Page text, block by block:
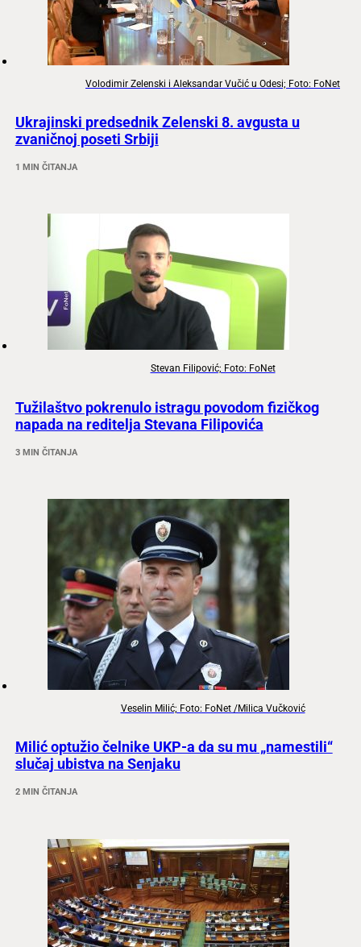
Volodimir Zelenski i Aleksandar Vučić u Odesi; Foto: FoNet
Ukrajinski predsednik Zelenski 8. avgusta u
zvaničnoj poseti Srbiji
1 MIN ČITANJA
Stevan Filipović; Foto: FoNet
Tužilaštvo pokrenulo istragu povodom fizičkog
napada na reditelja Stevana Filipovića
3 MIN ČITANJA
Veselin Milić; Foto: FoNet /Milica Vučković
Milić optužio čelnike UKP-a da su mu „namestili“
slučaj ubistva na Senjaku
2 MIN ČITANJA